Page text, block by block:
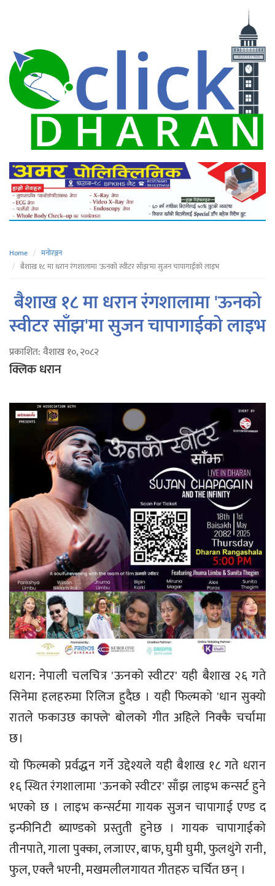
Home
मनोरञ्जन
बैशाख १८ मा धरान रंगशालामा 'ऊनको स्वीटर साँझ'मा सुजन चापागाईको लाइभ
बैशाख १८ मा धरान रंगशालामा 'ऊनको
स्वीटर साँझ'मा सुजन चापागाईको लाइभ
प्रकाशित: वैशाख १०, २०८२
क्लिक धरान
धरान: नेपाली चलचित्र 'ऊनको स्वीटर' यही बैशाख २६ गते
सिनेमा हलहरुमा रिलिज हुदैछ । यही फिल्मको 'धान सुक्यो
रातले फकाउछ काफ्ले' बोलको गीत अहिले निक्कै चर्चामा
छ।
यो फिल्मको प्रर्वद्धन गर्ने उद्देश्यले यही बैशाख १८ गते धरान
१६ स्थित रंगशालामा 'ऊनको स्वीटर' साँझ लाइभ कन्सर्ट हुने
भएको छ । लाइभ कन्सर्टमा गायक सुजन चापागाई एण्ड द
इन्फीनिटी ब्याण्डको प्रस्तुती हुनेछ । गायक चापागाईको
तीनपाते, गाला पुक्का, लजाएर, बाफ, घुमी घुमी, फुलथुंगे रानी,
फुल, एक्लै भएनी, मखमलीलगायत गीतहरु चर्चित छन् ।